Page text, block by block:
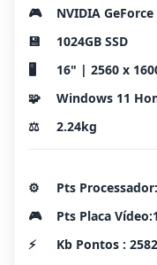
🎮
NVIDIA GeForce
💾
1024GB SSD
🖥️
16" | 2560 x
🧩
Windows 11
⚖️
2.24kg
⚙️
Pts
🎮
Pts Placa
⚡
Kb Pontos :